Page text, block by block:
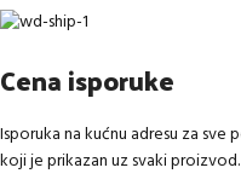
Cena isporuke
Isporuka na kućnu adresu za
koji je prikazan uz svaki proizvod.